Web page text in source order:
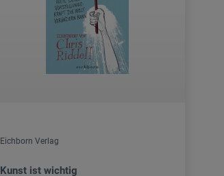
Eichborn Verlag
Kunst ist wichtig